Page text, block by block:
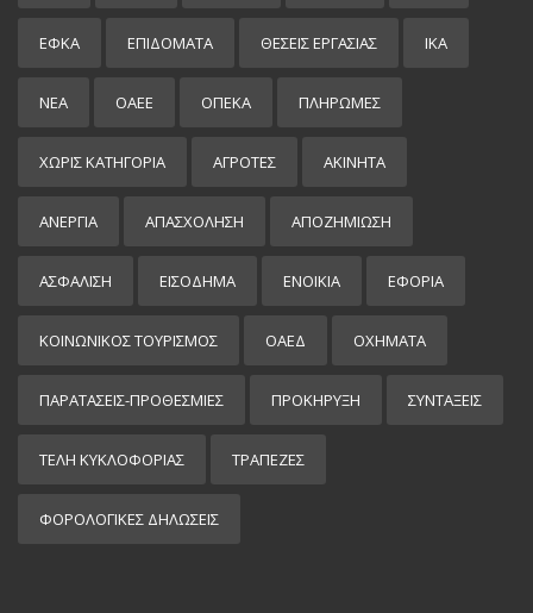
ΕΦΚΑ ΕΠΙΔΌΜΑΤΑ ΘΕΣΕΙΣ ΕΡΓΑΣΙΑΣ ΙΚΑ
ΝΕΑ ΟΑΕΕ ΟΠΕΚΑ ΠΛΗΡΩΜΕΣ
ΧΩΡΊΣ ΚΑΤΗΓΟΡΊΑ ΑΓΡΟΤΕΣ ΑΚΙΝΗΤΑ
ΑΝΕΡΓΙΑ ΑΠΑΣΧΟΛΗΣΗ ΑΠΟΖΗΜΙΩΣΗ
ΑΣΦΑΛΙΣΗ ΕΙΣΌΔΗΜΑ ΕΝΟΙΚΙΑ ΕΦΟΡΙΑ
ΚΟΙΝΩΝΙΚΟΣ ΤΟΥΡΙΣΜΟΣ ΟΑΕΔ ΟΧΗΜΑΤΑ
ΠΑΡΑΤΑΣΕΙΣ-ΠΡΟΘΕΣΜΙΕΣ ΠΡΟΚΉΡΥΞΗ ΣΥΝΤΑΞΕΙΣ
ΤΕΛΗ ΚΥΚΛΟΦΟΡΙΑΣ ΤΡΑΠΕΖΕΣ
ΦΟΡΟΛΟΓΙΚΕΣ ΔΗΛΩΣΕΙΣ